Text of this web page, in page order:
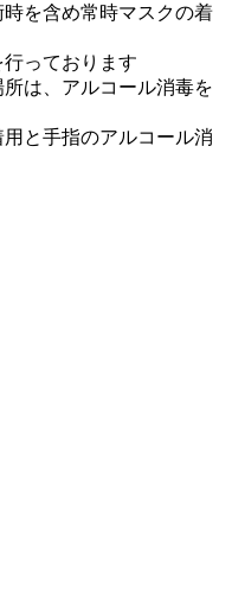
を含め常時マスクの着
っております
は、アルコール消毒を
と手指のアルコール消